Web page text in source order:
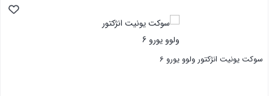
سوکت یونیت انژکتور ولوو یورو 6